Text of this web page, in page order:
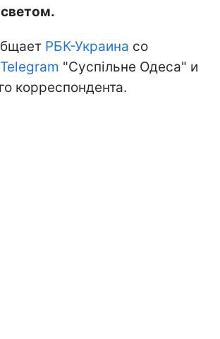
РБК-Украина со
Telegram "Суспільне Одеса" и
корреспондента.